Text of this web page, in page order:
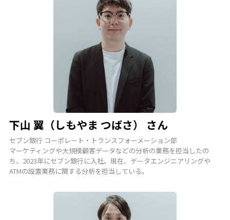
下山 翼（しもやま つばさ） さん
セブン銀行 コーポレート・トランスフォーメーション部
マーケティングや大規模顧客データなどの分析の業務を担当したの
ち、2023年にセブン銀行に入社。現在、データエンジニアリングや
ATMの設置業務に関する分析を担当している。